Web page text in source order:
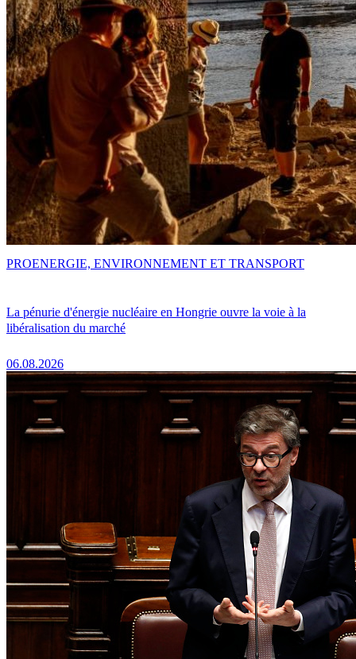
La pénurie d'énergie nucléaire en Hongrie ouvre la voie à la
libéralisation du marché
06.08.2026
PROENERGIE, ENVIRONNEMENT ET TRANSPORT